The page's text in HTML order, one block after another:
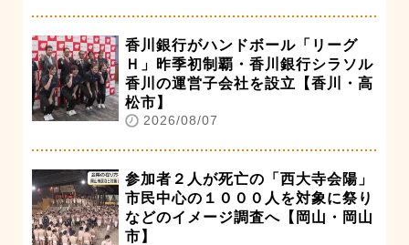
香川銀行がハンドボール「リーグ
Ｈ」昨季初制覇・香川銀行シラソル
香川の運営子会社を設立【香川・高
松市】
2026/08/07
参加者２人が死亡の「西大寺会陽」
市民中心の１０００人を対象に祭り
などのイメージ調査へ【岡山・岡山
市】